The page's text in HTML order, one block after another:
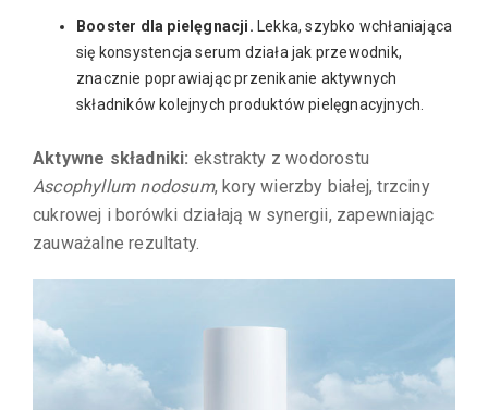
Booster dla pielęgnacji. Lekka, szybko wchłaniająca
się konsystencja serum działa jak przewodnik,
znacznie poprawiając przenikanie aktywnych
składników kolejnych produktów pielęgnacyjnych.
Aktywne składniki: ekstrakty z wodorostu
Ascophyllum nodosum, kory wierzby białej, trzciny
cukrowej i borówki działają w synergii, zapewniając
zauważalne rezultaty.